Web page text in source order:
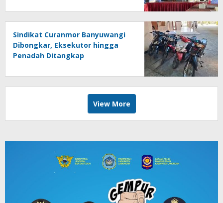
Sindikat Curanmor Banyuwangi
Dibongkar, Eksekutor hingga
Penadah Ditangkap
View More